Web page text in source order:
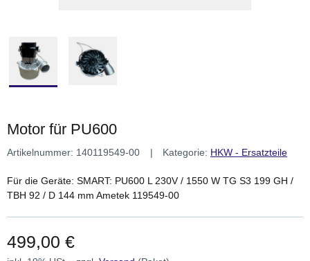
Motor für PU600
Artikelnummer: 140119549-00 Kategorie: HKW - Ersatzteile
Für die Geräte: SMART: PU600 L 230V / 1550 W TG S3 199 GH /
TBH 92 / D 144 mm Ametek 119549-00
499,00 €